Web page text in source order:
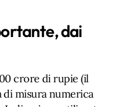
dai
crore di rupie (il
misura numerica